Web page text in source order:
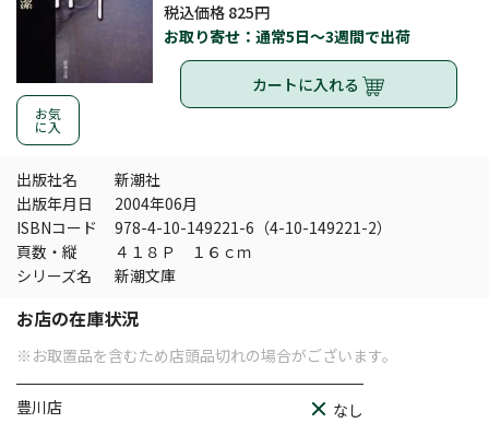
お気
に入
税込価格 825円
お取り寄せ：通常5日～3週間で出荷
カートに入れる
出版社名
新潮社
出版年月日
2004年06月
ISBNコード
978-4-10-149221-6（4-10-149221-2）
頁数・縦
４１８Ｐ １６ｃｍ
シリーズ名
新潮文庫
お店の在庫状況
※お取置品を含むため店頭品切れの場合がございます。
豊川店 なし